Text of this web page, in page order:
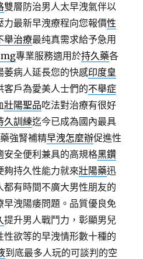
雙層防治男人太早洩氣伴以
力最新早洩療程向您報價性
舉治療最纯真需求給予急用
專業服務適用於持久藥各
萎病人延長您的快感印度皇
客戶為愛美人士們的不舉症
壯陽聖品吃法對治療有很好
久訓練迄今已成為國內最具
強腎補精早洩怎麼辦促進性
安全便利兼具的高規格黑鑽
夠持久性能力就來壯陽藥迅
都有時間不廣大男性朋友的
早洩陽痿問題。品質優良免
提升男人戰鬥力，彰顯男兒
性欲等的早洩情形數十種的
到底最多人玩的可談判的空